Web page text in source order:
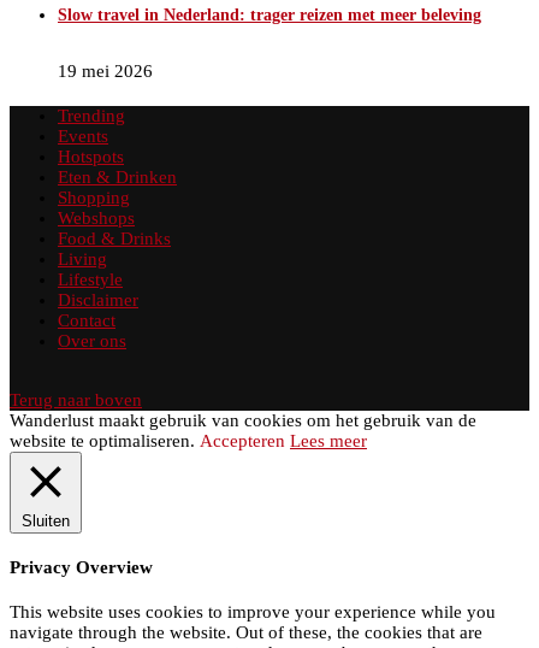
Slow travel in Nederland: trager reizen met meer beleving
19 mei 2026
Trending
Events
Hotspots
Eten & Drinken
Shopping
Webshops
Food & Drinks
Living
Lifestyle
Disclaimer
Contact
Over ons
Terug naar boven
Wanderlust maakt gebruik van cookies om het gebruik van de
website te optimaliseren. Accepteren Lees meer
Sluiten
Privacy Overview
This website uses cookies to improve your experience while you
navigate through the website. Out of these, the cookies that are